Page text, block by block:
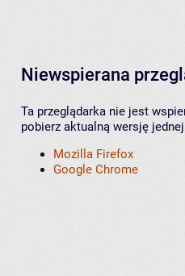
Niewspierana
Ta przeglądarka nie jest
pobierz aktualną wersję
Mozilla Firefox
Google Chrome